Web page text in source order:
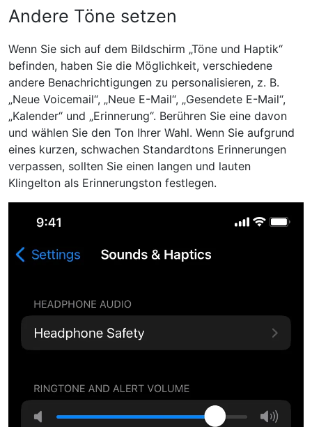
Andere Töne setzen
Wenn Sie sich auf dem Bildschirm „Töne und Haptik“
befinden, haben Sie die Möglichkeit, verschiedene
andere Benachrichtigungen zu personalisieren, z. B.
„Neue Voicemail“, „Neue E-Mail“, „Gesendete E-Mail“,
„Kalender“ und „Erinnerung“. Berühren Sie eine davon
und wählen Sie den Ton Ihrer Wahl. Wenn Sie aufgrund
eines kurzen, schwachen Standardtons Erinnerungen
verpassen, sollten Sie einen langen und lauten
Klingelton als Erinnerungston festlegen.